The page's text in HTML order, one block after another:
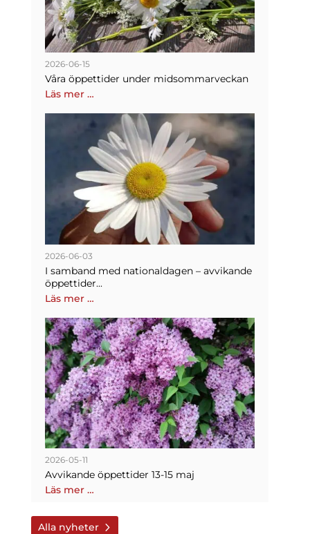
2026-06-15
Våra öppettider under midsommarveckan
Läs mer …
2026-06-03
I samband med nationaldagen – avvikande
öppettider...
Läs mer …
2026-05-11
Avvikande öppettider 13-15 maj
Läs mer …
Alla nyheter